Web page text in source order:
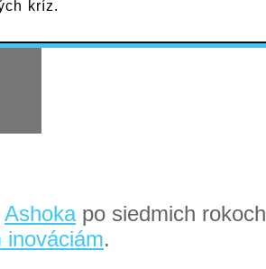
kríz.
Ashokapo siedmich rokoch
inováciám.